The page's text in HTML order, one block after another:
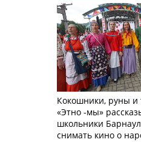
Кокошники, руны и
«Этно -мы»
школьники
снимать кино о